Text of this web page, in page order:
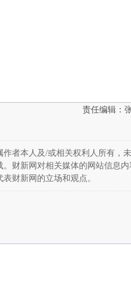
责任编辑：
者本人及/或相关权利人所有，
财新网对相关媒体的网站信息
财新网的立场和观点。